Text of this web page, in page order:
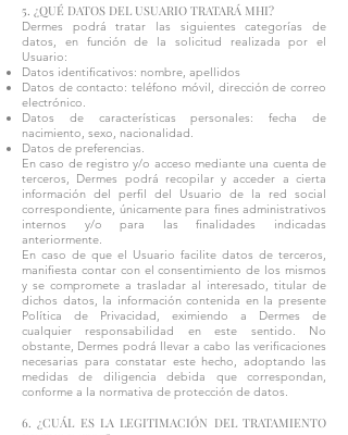
5. ¿QUÉ DATOS DEL USUARIO TRATARÁ MHI?
Dermes podrá tratar las siguientes categorías de
datos, en función de la solicitud realizada por el
Usuario:
Datos identificativos: nombre, apellidos
Datos de contacto: teléfono móvil, dirección de correo
electrónico.
Datos de características personales: fecha de
nacimiento, sexo, nacionalidad.
Datos de preferencias.
En caso de registro y/o acceso mediante una cuenta de
terceros, Dermes podrá recopilar y acceder a cierta
información del perfil del Usuario de la red social
correspondiente, únicamente para fines administrativos
internos y/o para las finalidades indicadas
anteriormente.
En caso de que el Usuario facilite datos de terceros,
manifiesta contar con el consentimiento de los mismos
y se compromete a trasladar al interesado, titular de
dichos datos, la información contenida en la presente
Política de Privacidad, eximiendo a Dermes de
cualquier responsabilidad en este sentido. No
obstante, Dermes podrá llevar a cabo las verificaciones
necesarias para constatar este hecho, adoptando las
medidas de diligencia debida que correspondan,
conforme a la normativa de protección de datos.
6. ¿CUÁL ES LA LEGITIMACIÓN DEL TRATAMIENTO